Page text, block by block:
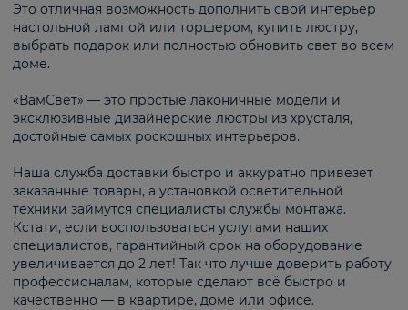
Это отличная возможность дополнить свой интерьер
настольной лампой или торшером, купить люстру,
выбрать подарок или полностью обновить свет во всем
доме.
«ВамСвет» — это простые лаконичные модели и
эксклюзивные дизайнерские люстры из хрусталя,
достойные самых роскошных интерьеров.
Наша служба доставки быстро и аккуратно привезет
заказанные товары, а установкой осветительной
техники займутся специалисты службы монтажа.
Кстати, если воспользоваться услугами наших
специалистов, гарантийный срок на оборудование
увеличивается до 2 лет! Так что лучше доверить работу
профессионалам, которые сделают всё быстро и
качественно — в квартире, доме или офисе.